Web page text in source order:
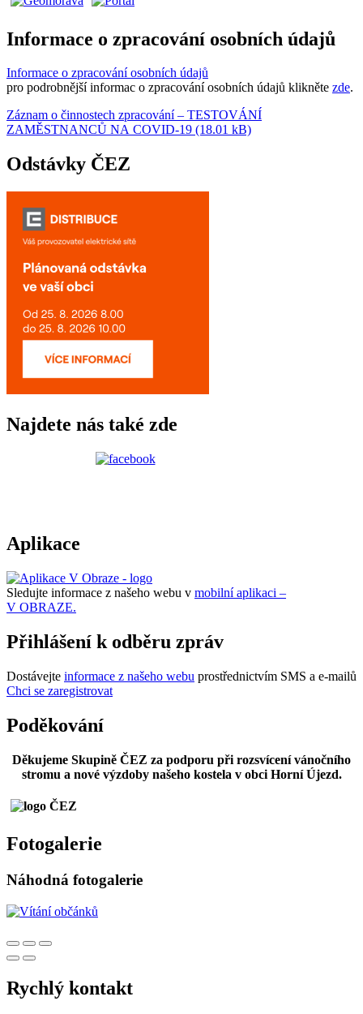
Informace o zpracování osobních údajů
Informace o zpracování osobních údajů
pro podrobnější informac o zpracování osobních údajů klikněte zde.
Záznam o činnostech zpracování – TESTOVÁNÍ
ZAMĚSTNANCŮ NA COVID-19 (18.01 kB)
Odstávky ČEZ
Najdete nás také zde
Aplikace
Sledujte informace z našeho webu v mobilní aplikaci –
V OBRAZE.
Přihlášení k odběru zpráv
Dostávejte informace z našeho webu prostřednictvím SMS a e-mailů
Chci se zaregistrovat
Poděkování
Děkujeme Skupině ČEZ za podporu při rozsvícení vánočního
stromu a nové výzdoby našeho kostela v obci Horní Újezd.
Fotogalerie
Náhodná fotogalerie
Rychlý kontakt